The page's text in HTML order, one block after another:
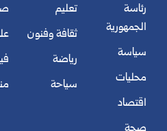
رئاسة
الجمهورية
سياسة
محليات
اقتصاد
تعليم
ثقافة وفنون
رياضة
سياحة